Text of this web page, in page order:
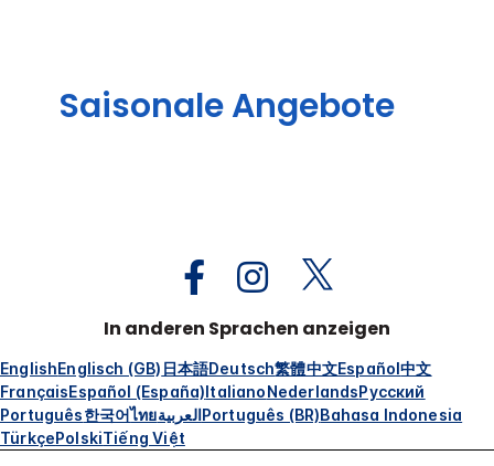
Saisonale Angebote
In anderen Sprachen anzeigen
EnglishEnglisch (GB) 日本語Deutsch繁體中文Español中文
FrançaisEspañol (España)ItalianoNederlandsРусский
Português한국어ไทยالعربيةPortuguês (BR)Bahasa Indonesia
TürkçePolskiTiếng Việt